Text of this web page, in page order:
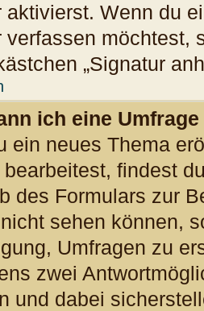
aktivierst. Wenn du
verfassen möchtest,
„Signatur
ich eine
ein neues Thema
findest
des Formulars zur
sehen können,
Umfragen zu
zwei
und dabei